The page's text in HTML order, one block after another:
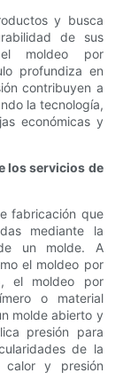
y busca
de sus
moldeo por
profundiza en
contribuyen a
la tecnología,
económicas y
los servicios de
fabricación que
mediante la
un molde. A
el moldeo por
el moldeo por
o material
molde abierto y
presión para
de la
calor y presión